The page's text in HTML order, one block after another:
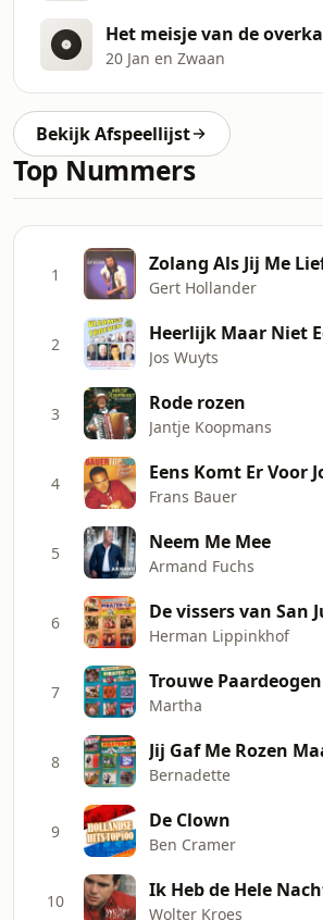
20 Jan en Zwaan
Bekijk Afspeellijst
Top Nummers
1 Zolang Als Jij Me
Gert Hollander
2 Heerlijk Maar Niet
Jos Wuyts
3 Rode rozen
Jantje Koopmans
4 Eens Komt Er Voor
Frans Bauer
5 Neem Me Mee
Armand Fuchs
6 De vissers van San
Herman Lippinkhof
7 Trouwe Paardeogen
Martha
8
Bernadette
9 De Clown
Ben Cramer
10
Wolter Kroes